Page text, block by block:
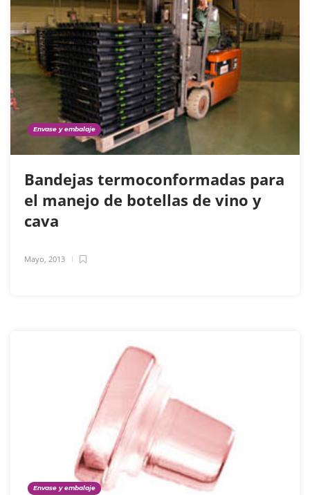
Envase y embalaje
Bandejas termoconformadas para
el manejo de botellas de vino y
cava
Mayo, 2013
Envase y embalaje